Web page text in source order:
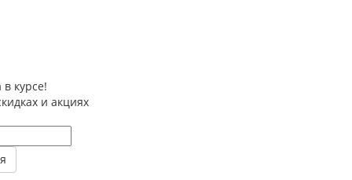
в курсе!
и акциях